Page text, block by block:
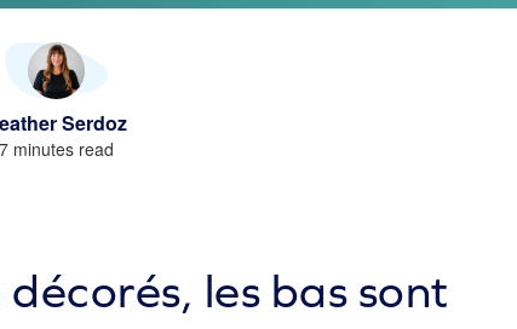
Serdoz
7 minutes read
les bas sont